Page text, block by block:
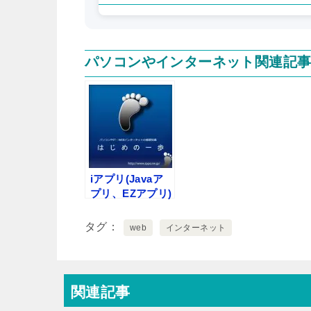
パソコンやインターネット関連記事
iアプリ(Javaア
プリ、EZアプリ)
かかりますか
タグ web インターネット
関連記事